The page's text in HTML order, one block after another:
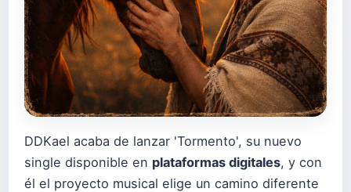
DDKael acaba de lanzar 'Tormento', su nuevo
single disponible en plataformas digitales, y con
él el proyecto musical elige un camino diferente